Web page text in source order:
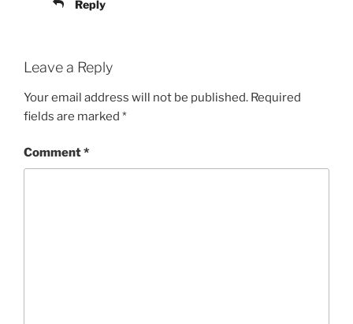
Reply
Leave a Reply
Your email address will not be published. Required
fields are marked *
Comment*